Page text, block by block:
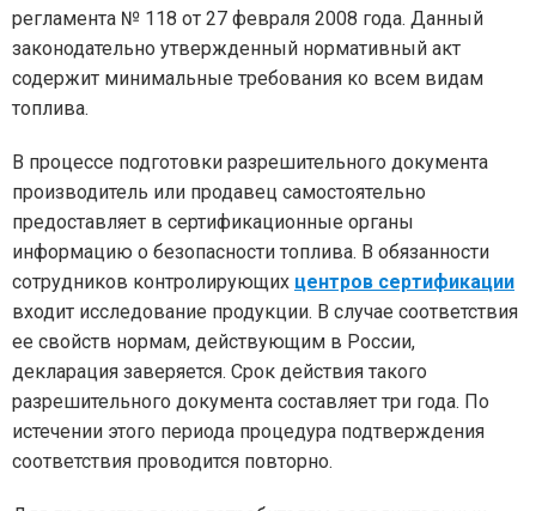
регламента № 118 от 27 февраля 2008 года. Данный
законодательно утвержденный нормативный акт
содержит минимальные требования ко всем видам
топлива.
В процессе подготовки разрешительного документа
производитель или продавец самостоятельно
предоставляет в сертификационные органы
информацию о безопасности топлива. В обязанности
сотрудников контролирующих центров сертификации
входит исследование продукции. В случае соответствия
ее свойств нормам, действующим в России,
декларация заверяется. Срок действия такого
разрешительного документа составляет три года. По
истечении этого периода процедура подтверждения
соответствия проводится повторно.